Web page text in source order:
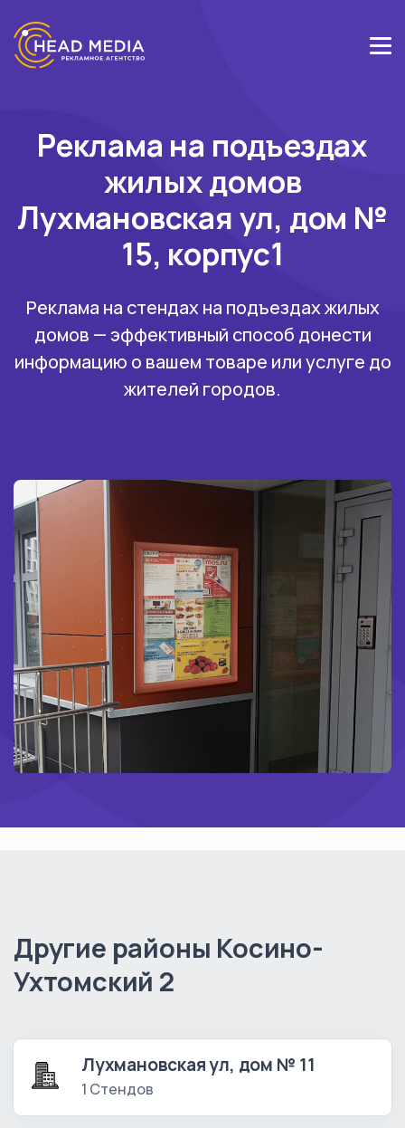
Реклама на подъездах
жилых домов
Лухмановская ул, дом №
15, корпус1
Реклама на стендах на подъездах жилых
домов — эффективный способ донести
информацию о вашем товаре или услуге до
жителей городов.
Другие районы Косино-
Ухтомский 2
Лухмановская ул, дом № 11
1 Стендов